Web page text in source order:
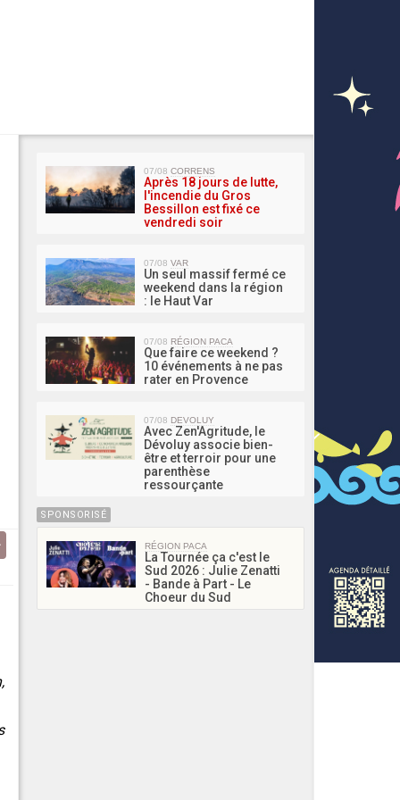
07/08 CORRENS
Après 18 jours de lutte,
l'incendie du Gros
Bessillon est fixé ce
vendredi soir
07/08 VAR
Un seul massif fermé ce
weekend dans la région
: le Haut Var
07/08 RÉGION PACA
Que faire ce weekend ?
10 événements à ne pas
rater en Provence
07/08 DEVOLUY
Avec Zen'Agritude, le
Dévoluy associe bien-
être et terroir pour une
parenthèse
ressourçante
SPONSORISÉ
RÉGION PACA
La Tournée ça c'est le
Sud 2026 : Julie Zenatti
- Bande à Part - Le
Choeur du Sud